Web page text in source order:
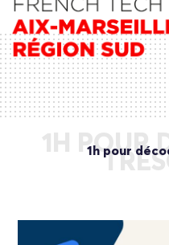
1H POUR
1h pour